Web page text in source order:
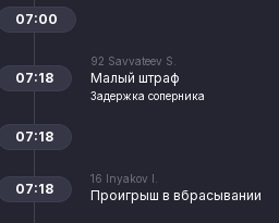
07:00
92 Savvateev S.
Малый штраф
Задержка соперника
07:18
07:18
16 Inyakov I.
Проигрыш в вбрасывании
07:18